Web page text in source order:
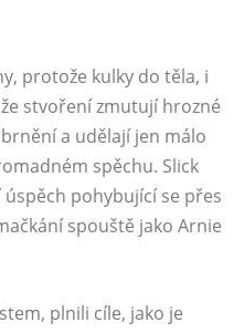
protože kulky do těla, i
stvoření zmutují hrozné
a udělají jen málo
spěchu. Slick
pohybující se přes
spouště jako Arnie
plnili cíle, jako je